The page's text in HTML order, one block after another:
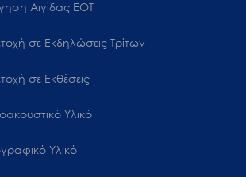
Αιγίδας ΕΟΤ
σε Εκδηλώσεις Τρίτων
σε Εκθέσεις
Υλικό
Υλικό